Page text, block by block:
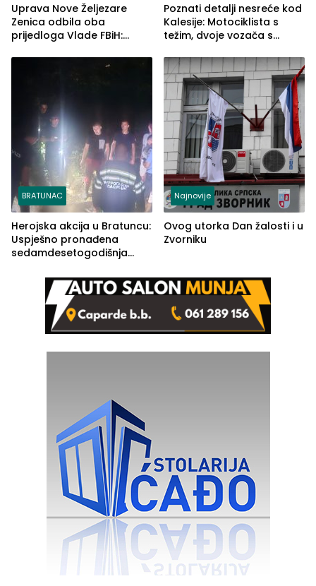
Uprava Nove Željezare
Zenica odbila oba
prijedloga Vlade FBiH:
rješenje
Poznati detalji nesreće kod
Kalesije: Motociklista s
težim, dvoje vozača s
BRATUNAC
Herojska akcija u Bratuncu:
Uspješno pronađena
sedamdesetogodišnja
Kravice.
Najnovije
Ovog utorka Dan žalosti i u
Zvorniku